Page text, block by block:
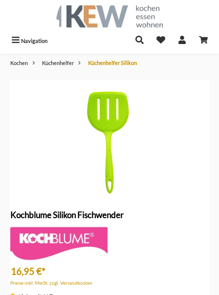
Navigation
Kochen Küchenhelfer Küchenhelfer Silikon
Kochblume Silikon Fischwender
16,95 €*
Preise inkl. MwSt. zzgl. Versandkosten